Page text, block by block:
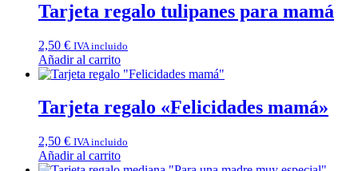
Tarjeta regalo tulipanes para mamá
2,50 € IVA incluido
Añadir al carrito
Tarjeta regalo «Felicidades mamá»
2,50 € IVA incluido
Añadir al carrito